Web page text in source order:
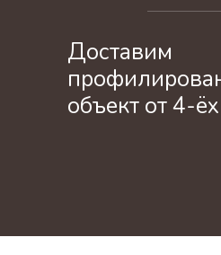
Доставим
объект от 4-